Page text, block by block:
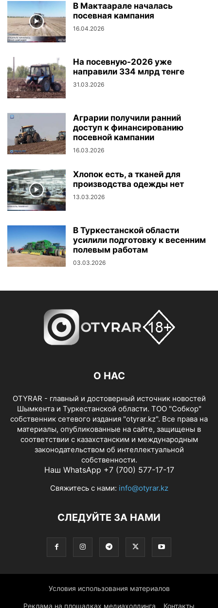
В Мактаарале началась
посевная кампания
16.04.2026
На посевную-2026 уже
направили 334 млрд тенге
31.03.2026
Аграрии получили ранний
доступ к финансированию
посевной кампании
16.03.2026
Хлопок есть, а тканей для
производства одежды нет
13.03.2026
В Туркестанской области
усилили подготовку к весенним
полевым работам
03.03.2026
О НАС
OTYRAR - главный и достоверный источник новостей
Шымкента и Туркестанской области. ТОО "Собкор"
собственник сетевого издания "otyrar.kz". Все права на
материалы, опубликованные на сайте, защищены в
соответствии с казахстанским и международным
законодательством об интеллектуальной
собственности.
Наш WhatsApp +7 (700) 577-17-17
Свяжитесь с нами: info@otyrar.kz
СЛЕДУЙТЕ ЗА НАМИ
Условия использования материалов
Реклама на площадках медиахолдинга Контакты